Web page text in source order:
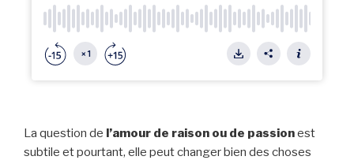
La question de l’amour de raison ou de passionest
subtile et pourtant, elle peut changer bien des choses